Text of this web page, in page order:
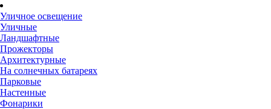
Уличное освещение
Уличные
Ландшафтные
Прожекторы
Архитектурные
На солнечных батареях
Парковые
Настенные
Фонарики